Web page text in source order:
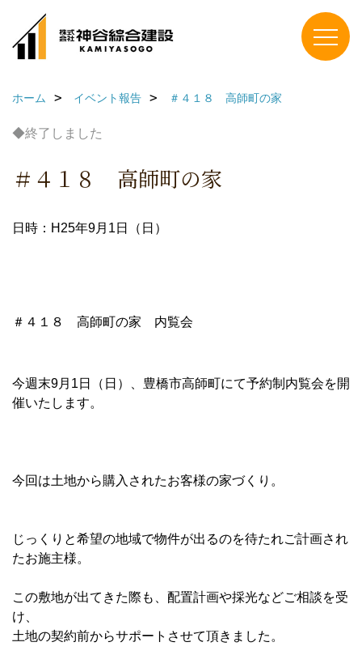
ホーム イベント報告 ＃４１８ 高師町の家
◆終了しました
＃４１８ 高師町の家
日時：H25年9月1日（日）
＃４１８ 高師町の家 内覧会
今週末9月1日（日）、豊橋市高師町にて予約制内覧会を開
催いたします。
今回は土地から購入されたお客様の家づくり。
じっくりと希望の地域で物件が出るのを待たれご計画され
たお施主様。
この敷地が出てきた際も、配置計画や採光などご相談を受
け、
土地の契約前からサポートさせて頂きました。